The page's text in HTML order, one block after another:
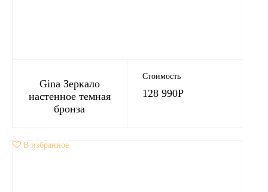
Gina Зеркало
настенное темная
бронза
Стоимость
128 990Р
В избранное